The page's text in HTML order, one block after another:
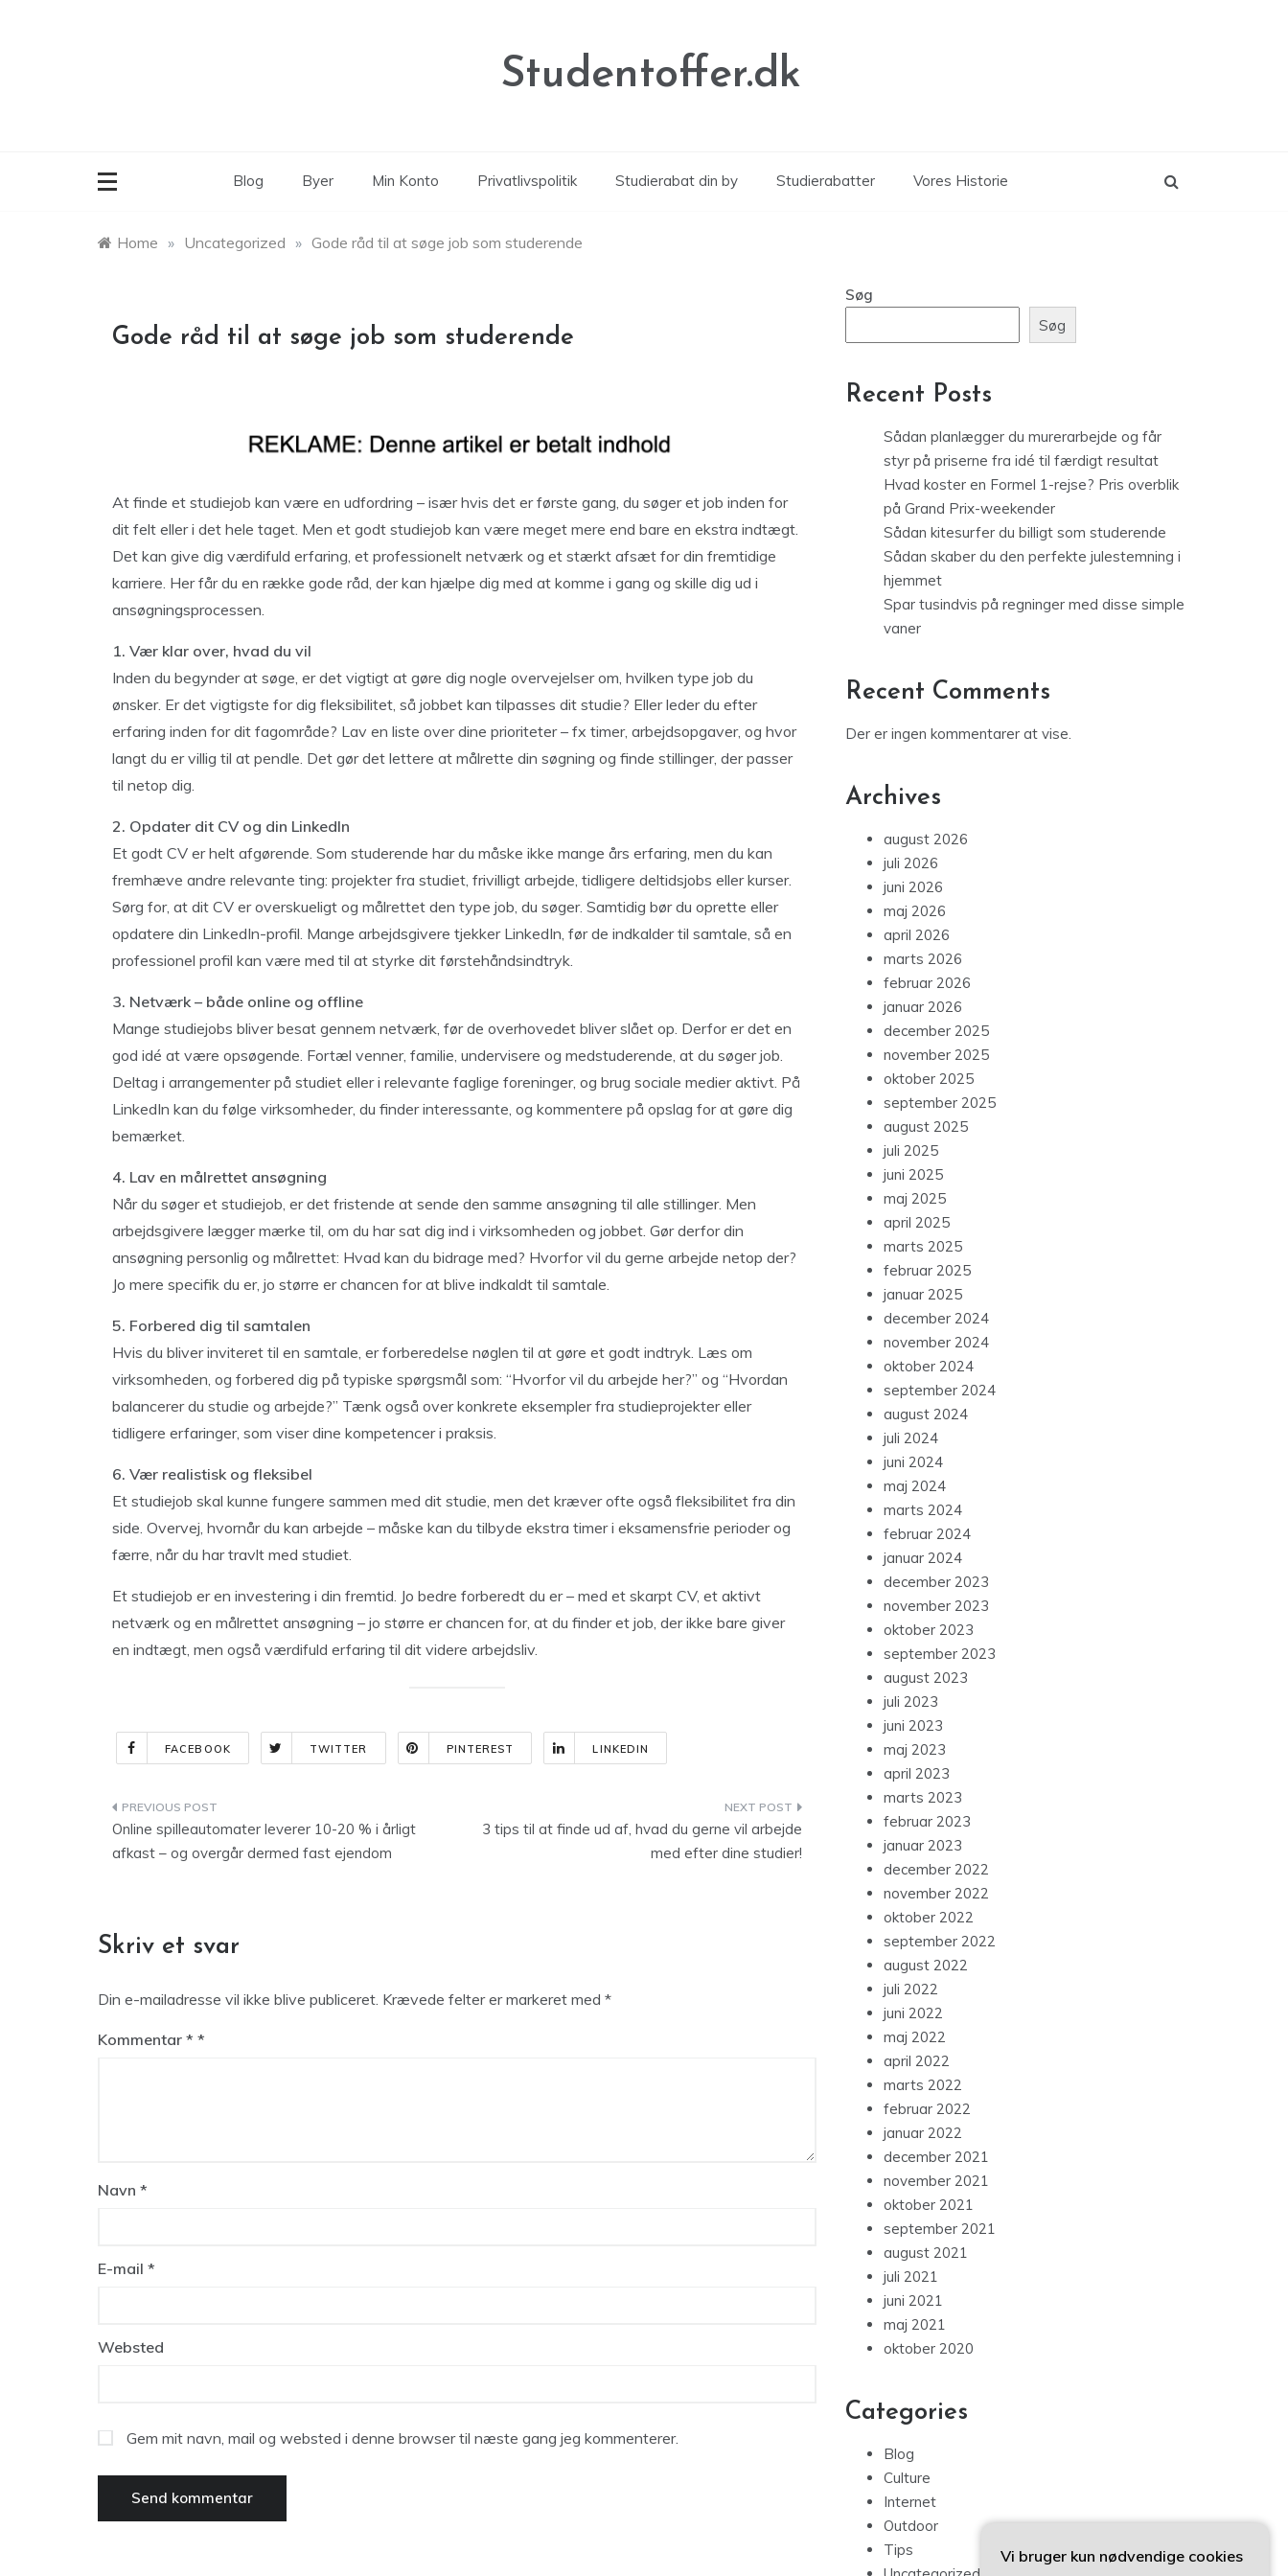
Studentoffer.dk
Blog Byer Min Konto Privatlivspolitik Studierabat din by Studierabatter Vores Historie
Home » Uncategorized » Gode råd til at søge job som studerende
Gode råd til at søge job som studerende
At finde et studiejob kan være en udfordring – især hvis det er første gang, du søger et job inden for
dit felt eller i det hele taget. Men et godt studiejob kan være meget mere end bare en ekstra indtægt.
Det kan give dig værdifuld erfaring, et professionelt netværk og et stærkt afsæt for din fremtidige
karriere. Her får du en række gode råd, der kan hjælpe dig med at komme i gang og skille dig ud i
ansøgningsprocessen.
1. Vær klar over, hvad du vil
Inden du begynder at søge, er det vigtigt at gøre dig nogle overvejelser om, hvilken type job du
ønsker. Er det vigtigste for dig fleksibilitet, så jobbet kan tilpasses dit studie? Eller leder du efter
erfaring inden for dit fagområde? Lav en liste over dine prioriteter – fx timer, arbejdsopgaver, og hvor
langt du er villig til at pendle. Det gør det lettere at målrette din søgning og finde stillinger, der passer
til netop dig.
2. Opdater dit CV og din LinkedIn
Et godt CV er helt afgørende. Som studerende har du måske ikke mange års erfaring, men du kan
fremhæve andre relevante ting: projekter fra studiet, frivilligt arbejde, tidligere deltidsjobs eller kurser.
Sørg for, at dit CV er overskueligt og målrettet den type job, du søger. Samtidig bør du oprette eller
opdatere din LinkedIn-profil. Mange arbejdsgivere tjekker LinkedIn, før de indkalder til samtale, så en
professionel profil kan være med til at styrke dit førstehåndsindtryk.
3. Netværk – både online og offline
Mange studiejobs bliver besat gennem netværk, før de overhovedet bliver slået op. Derfor er det en
god idé at være opsøgende. Fortæl venner, familie, undervisere og medstuderende, at du søger job.
Deltag i arrangementer på studiet eller i relevante faglige foreninger, og brug sociale medier aktivt. På
LinkedIn kan du følge virksomheder, du finder interessante, og kommentere på opslag for at gøre dig
bemærket.
4. Lav en målrettet ansøgning
Når du søger et studiejob, er det fristende at sende den samme ansøgning til alle stillinger. Men
arbejdsgivere lægger mærke til, om du har sat dig ind i virksomheden og jobbet. Gør derfor din
ansøgning personlig og målrettet: Hvad kan du bidrage med? Hvorfor vil du gerne arbejde netop der?
Jo mere specifik du er, jo større er chancen for at blive indkaldt til samtale.
5. Forbered dig til samtalen
Hvis du bliver inviteret til en samtale, er forberedelse nøglen til at gøre et godt indtryk. Læs om
virksomheden, og forbered dig på typiske spørgsmål som: “Hvorfor vil du arbejde her?” og “Hvordan
balancerer du studie og arbejde?” Tænk også over konkrete eksempler fra studieprojekter eller
tidligere erfaringer, som viser dine kompetencer i praksis.
6. Vær realistisk og fleksibel
Et studiejob skal kunne fungere sammen med dit studie, men det kræver ofte også fleksibilitet fra din
side. Overvej, hvornår du kan arbejde – måske kan du tilbyde ekstra timer i eksamensfrie perioder og
færre, når du har travlt med studiet.
Et studiejob er en investering i din fremtid. Jo bedre forberedt du er – med et skarpt CV, et aktivt
netværk og en målrettet ansøgning – jo større er chancen for, at du finder et job, der ikke bare giver
en indtægt, men også værdifuld erfaring til dit videre arbejdsliv.
FACEBOOK TWITTER PINTEREST LINKEDIN
Indlægsnavigation
Online spilleautomater leverer 10-20 % i årligt
afkast – og overgår dermed fast ejendom
3 tips til at finde ud af, hvad du gerne vil arbejde
med efter dine studier!
Skriv et svar
Din e-mailadresse vil ikke blive publiceret. Krævede felter er markeret med *
Kommentar *
Navn *
E-mail *
Websted
Gem mit navn, mail og websted i denne browser til næste gang jeg kommenterer.
Søg
Søg
Recent Posts
Sådan planlægger du murerarbejde og får
styr på priserne fra idé til færdigt resultat
Hvad koster en Formel 1-rejse? Pris overblik
på Grand Prix-weekender
Sådan kitesurfer du billigt som studerende
Sådan skaber du den perfekte julestemning i
hjemmet
Spar tusindvis på regninger med disse simple
vaner
Recent Comments
Der er ingen kommentarer at vise.
Archives
august 2026
juli 2026
juni 2026
maj 2026
april 2026
marts 2026
februar 2026
januar 2026
december 2025
november 2025
oktober 2025
september 2025
august 2025
juli 2025
juni 2025
maj 2025
april 2025
marts 2025
februar 2025
januar 2025
december 2024
november 2024
oktober 2024
september 2024
august 2024
juli 2024
juni 2024
maj 2024
marts 2024
februar 2024
januar 2024
december 2023
november 2023
oktober 2023
september 2023
august 2023
juli 2023
juni 2023
maj 2023
april 2023
marts 2023
februar 2023
januar 2023
december 2022
november 2022
oktober 2022
september 2022
august 2022
juli 2022
juni 2022
maj 2022
april 2022
marts 2022
februar 2022
januar 2022
december 2021
november 2021
oktober 2021
september 2021
august 2021
juli 2021
juni 2021
maj 2021
oktober 2020
Categories
Blog
Culture
Internet
Outdoor
Tips
Vi bruger kun nødvendige cookies